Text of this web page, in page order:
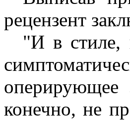
рецензент
"И в стиле,
оперирующее
конечно, не